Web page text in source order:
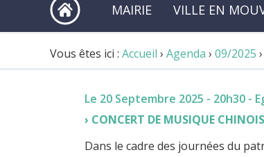
MAIRIE VILLE EN
Vous êtes ici : Accueil › Agenda › 09/2025 ›
Le 20 Septembre 2025 - 20h30 -
CONCERT DE MUSIQUE
Dans le cadre des journées du